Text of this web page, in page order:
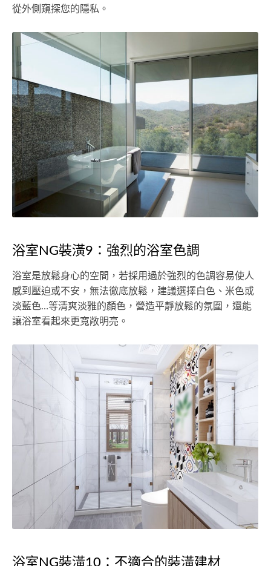
從外側窺探您的隱私。
浴室NG裝潢9：強烈的浴室色調
浴室是放鬆身心的空間，若採用過於強烈的色調容易使人
感到壓迫或不安，無法徹底放鬆，建議選擇白色、米色或
淡藍色…等清爽淡雅的顏色，營造平靜放鬆的氛圍，還能
讓浴室看起來更寬敞明亮。
浴室NG裝潢10：不適合的裝潢建材